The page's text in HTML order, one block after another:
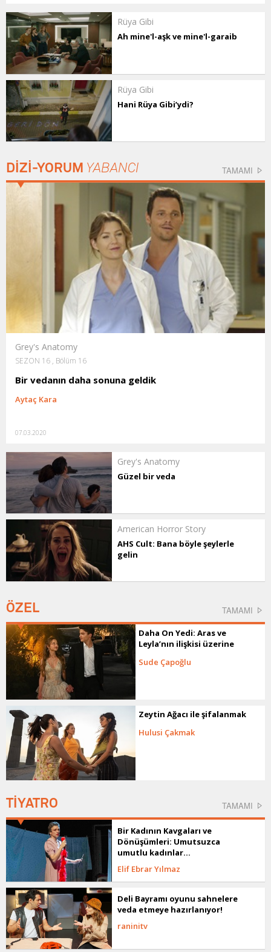
Rüya Gibi
Ah mine'l-aşk ve mine'l-garaib
Rüya Gibi
Hani Rüya Gibi’ydi?
DİZİ-YORUM YABANCI TAMAMI
Grey's Anatomy
SEZON 16 , Bölüm 16
Bir vedanın daha sonuna geldik
Aytaç Kara
07.03.2020
Grey's Anatomy
Güzel bir veda
American Horror Story
AHS Cult: Bana böyle şeylerle
gelin
ÖZEL TAMAMI
Daha On Yedi: Aras ve
Leyla’nın ilişkisi üzerine
Sude Çapoğlu
Zeytin Ağacı ile şifalanmak
Hulusi Çakmak
TİYATRO TAMAMI
Bir Kadının Kavgaları ve
Dönüşümleri: Umutsuzca
umutlu kadınlar...
Elif Ebrar Yılmaz
Deli Bayramı oyunu sahnelere
veda etmeye hazırlanıyor!
raninitv